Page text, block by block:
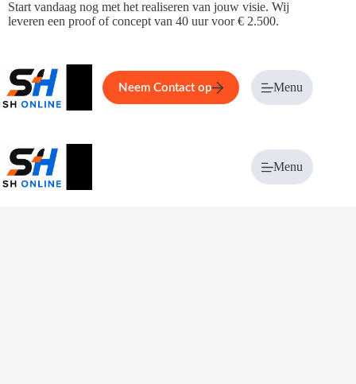
Ga
naar
Start vandaag nog met het realiseren van jouw visie. Wij
leveren een proof of concept van 40 uur voor € 2.500.
Home Service Over ons
Neem Contact op Menu
Menu